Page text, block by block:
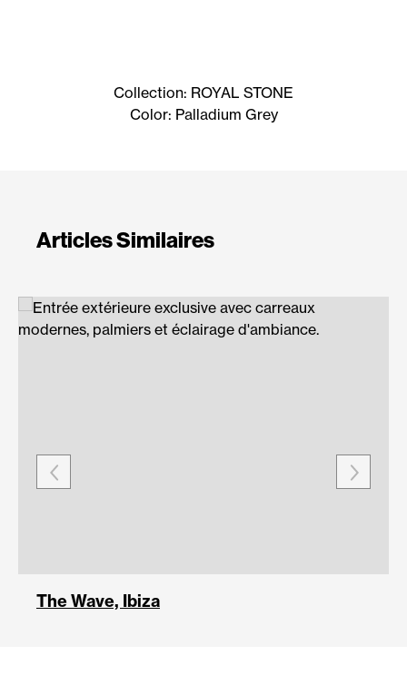
Collection: ROYAL STONE
Color: Palladium Grey
Articles Similaires
The Wave, Ibiza